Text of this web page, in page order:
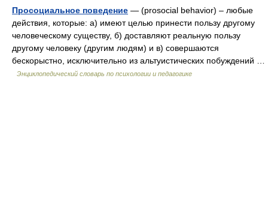
Просоциальное поведение — (рrosocial behavior) – любые
действия, которые: а) имеют целью принести пользу другому
человеческому существу, б) доставляют реальную пользу
другому человеку (другим людям) и в) совершаются
бескорыстно, исключительно из альтуистических побуждений …
Энциклопедический словарь по психологии и педагогике